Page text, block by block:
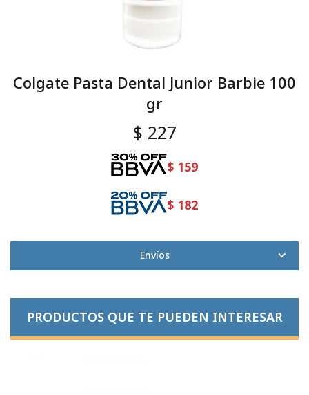
Colgate Pasta Dental Junior Barbie 100
gr
$ 227
$ 159
$ 182
Envíos
PRODUCTOS QUE TE PUEDEN INTERESAR